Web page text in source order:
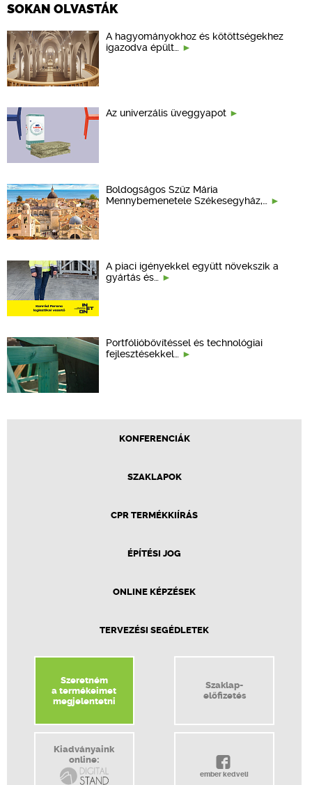
SOKAN OLVASTÁK
A hagyományokhoz és kötöttségekhez
igazodva épült…
Az univerzális üveggyapot
Boldogságos Szűz Mária
Mennybemenetele Székesegyház,…
A piaci igényekkel együtt növekszik a
gyártás és…
Portfólióbővítéssel és technológiai
fejlesztésekkel…
KONFERENCIÁK
SZAKLAPOK
CPR TERMÉKKIÍRÁS
ÉPÍTÉSI JOG
ONLINE KÉPZÉSEK
TERVEZÉSI SEGÉDLETEK
Szeretném
a termékeimet
megjelentetni
Szaklap-
előfizetés
Kiadványaink
online:
ember kedveli